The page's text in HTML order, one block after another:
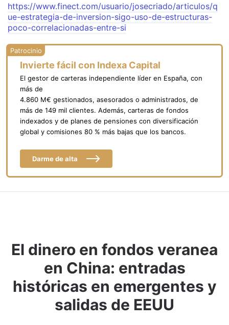
https://www.finect.com/usuario/josecriado/articulos/q
ue-estrategia-de-inversion-sigo-uso-de-estructuras-
poco-correlacionadas-entre-si
Invierte fácil con Indexa Capital
El gestor de carteras independiente líder en España, con
más de
4.860 M€ gestionados, asesorados o administrados, de
más de 149 mil clientes. Además, carteras de fondos
indexados y de planes de pensiones con diversificación
global y comisiones 80 % más bajas que los bancos.
Darme de alta
El dinero en fondos veranea
en China: entradas
históricas en emergentes y
salidas de EEUU